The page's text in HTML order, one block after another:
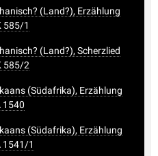
(Land?), Erzählung
585/1
(Land?), Scherzlied
585/2
(Südafrika), Erzählung
1540
(Südafrika), Erzählung
1541/1